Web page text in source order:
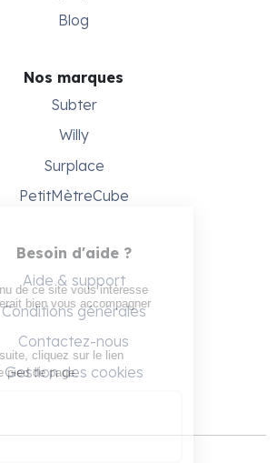
Blog
Nos marques
Subter
Willy
Surplace
PetitMètreCube
Besoin d'aide ?
Aide & support
Conditions générales
Contactez-nous
Gestion des cookies